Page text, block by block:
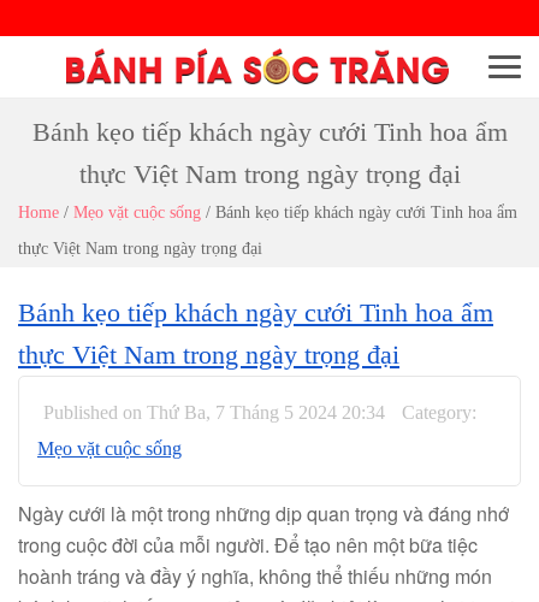
Menu
Bánh kẹo tiếp khách ngày cưới Tinh hoa ẩm
thực Việt Nam trong ngày trọng đại
Home / Mẹo vặt cuộc sống / Bánh kẹo tiếp khách ngày cưới Tinh hoa ẩm
thực Việt Nam trong ngày trọng đại
Bánh kẹo tiếp khách ngày cưới Tinh hoa ẩm
thực Việt Nam trong ngày trọng đại
Published on Thứ Ba, 7 Tháng 5 2024 20:34
Category:
Mẹo vặt cuộc sống
Ngày cưới là một trong những dịp quan trọng và đáng nhớ
trong cuộc đời của mỗi người. Để tạo nên một bữa tiệc
hoành tráng và đầy ý nghĩa, không thể thiếu những món